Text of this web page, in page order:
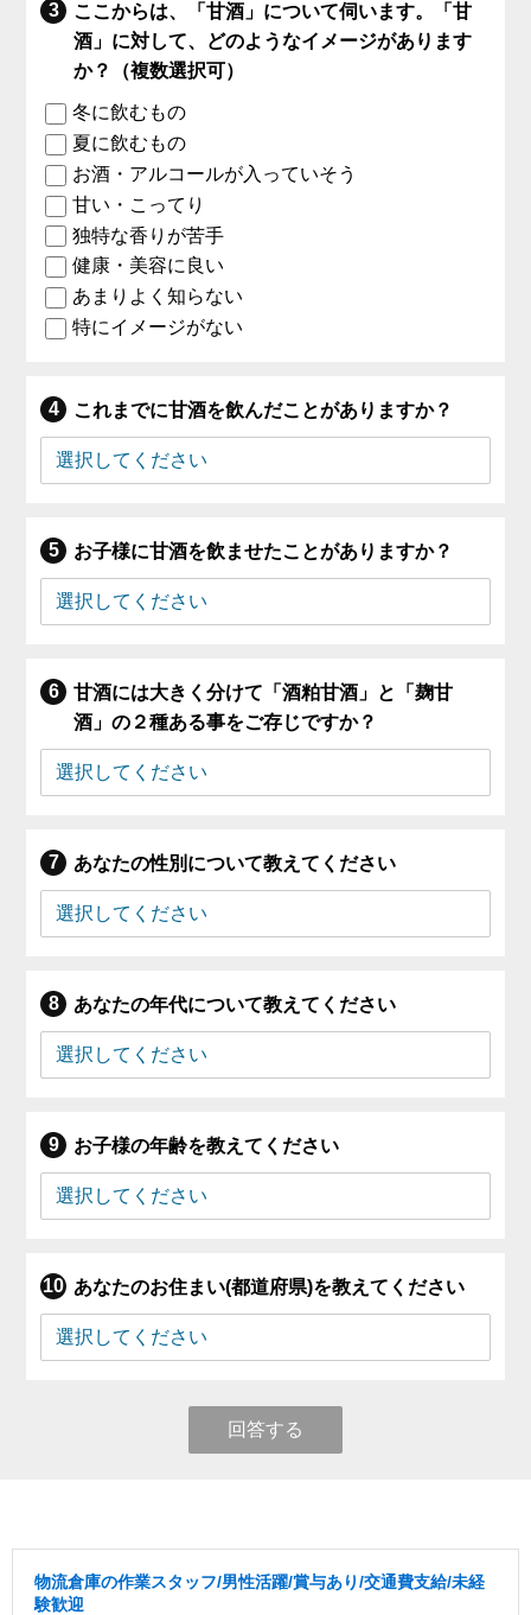
ここからは、「甘酒」について伺います。「甘
酒」に対して、どのようなイメージがあります
か？（複数選択可）
冬に飲むもの
夏に飲むもの
お酒・アルコールが入っていそう
甘い・こってり
独特な香りが苦手
健康・美容に良い
あまりよく知らない
特にイメージがない
これまでに甘酒を飲んだことがありますか？
お子様に甘酒を飲ませたことがありますか？
甘酒には大きく分けて「酒粕甘酒」と「麹甘
酒」の２種ある事をご存じですか？
あなたの性別について教えてください
あなたの年代について教えてください
お子様の年齢を教えてください
あなたのお住まい(都道府県)を教えてください
回答する
物流倉庫の作業スタッフ/男性活躍/賞与あり/交通費支給/未経
験歓迎